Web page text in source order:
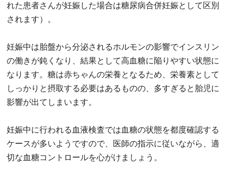
れた患者さんが妊娠した場合は糖尿病合併妊娠として区別
されます）。
妊娠中は胎盤から分泌されるホルモンの影響でインスリン
の働きが鈍くなり、結果として高血糖に陥りやすい状態に
なります。糖は赤ちゃんの栄養となるため、栄養素として
しっかりと摂取する必要はあるものの、多すぎると胎児に
影響が出てしまいます。
妊娠中に行われる血液検査では血糖の状態を都度確認する
ケースが多いようですので、医師の指示に従いながら、適
切な血糖コントロールを心がけましょう。